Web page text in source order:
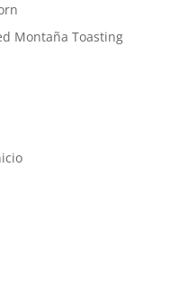
Montaña Toasting